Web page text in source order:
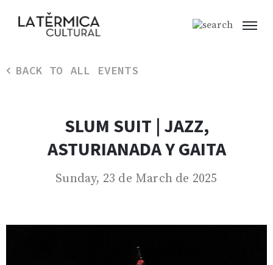
BACK TO ALL EVENTS
SLUM SUIT | JAZZ,
ASTURIANADA Y GAITA
Sunday, 23 de March de 2025